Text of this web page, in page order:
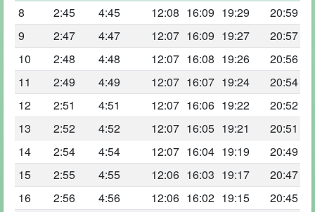
8
2:45 4:45 12:08 16:09 19:29
20:59
9
2:47 4:47 12:07 16:09 19:27
20:57
10
2:48 4:48 12:07 16:08 19:26
20:56
11
2:49 4:49 12:07 16:07 19:24
20:54
12
2:51 4:51 12:07 16:06 19:22
20:52
13
2:52 4:52 12:07 16:05 19:21
20:51
14
2:54 4:54 12:07 16:04 19:19
20:49
15
2:55 4:55 12:06 16:03 19:17
20:47
16
2:56 4:56 12:06 16:02 19:15
20:45